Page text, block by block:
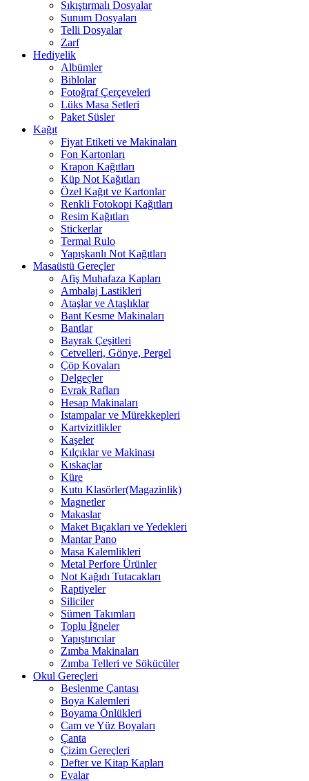
Sıkıştırmalı Dosyalar
Sunum Dosyaları
Telli Dosyalar
Zarf
Hediyelik
Albümler
Biblolar
Fotoğraf Çerçeveleri
Lüks Masa Setleri
Paket Süsler
Kağıt
Fiyat Etiketi ve Makinaları
Fon Kartonları
Krapon Kağıtları
Küp Not Kağıtları
Özel Kağıt ve Kartonlar
Renkli Fotokopi Kağıtları
Resim Kağıtları
Stickerlar
Termal Rulo
Yapışkanlı Not Kağıtları
Masaüstü Gereçler
Afiş Muhafaza Kapları
Ambalaj Lastikleri
Ataşlar ve Ataşlıklar
Bant Kesme Makinaları
Bantlar
Bayrak Çeşitleri
Cetvelleri, Gönye, Pergel
Çöp Kovaları
Delgeçler
Evrak Rafları
Hesap Makinaları
Istampalar ve Mürekkepleri
Kartvizitlikler
Kaşeler
Kılçıklar ve Makinası
Kıskaçlar
Küre
Kutu Klasörler(Magazinlik)
Magnetler
Makaslar
Maket Bıçakları ve Yedekleri
Mantar Pano
Masa Kalemlikleri
Metal Perfore Ürünler
Not Kağıdı Tutacakları
Raptiyeler
Siliciler
Sümen Takımları
Toplu İğneler
Yapıştırıcılar
Zımba Makinaları
Zımba Telleri ve Sökücüler
Okul Gereçleri
Beslenme Çantası
Boya Kalemleri
Boyama Önlükleri
Cam ve Yüz Boyaları
Çanta
Çizim Gereçleri
Defter ve Kitap Kapları
Evalar